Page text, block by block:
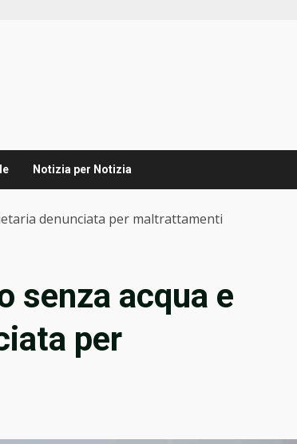
Notizia per Notizia
denunciata per maltrattamenti
senza acqua e
per